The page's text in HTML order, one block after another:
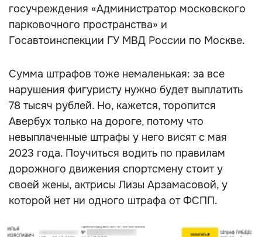
госучреждения «Администратор московского
парковочного пространства» и
Госавтоинспекции ГУ МВД России по Москве.
Сумма штрафов тоже немаленькая: за все
нарушения фигуристу нужно будет выплатить
78 тысяч рублей. Но, кажется, торопится
Авербух только на дороге, потому что
невыплаченные штрафы у него висят с мая
2023 года. Поучиться водить по правилам
дорожного движения спортсмену стоит у
своей жены, актрисы Лизы Арзамасовой, у
которой нет ни одного штрафа от ФСПП.